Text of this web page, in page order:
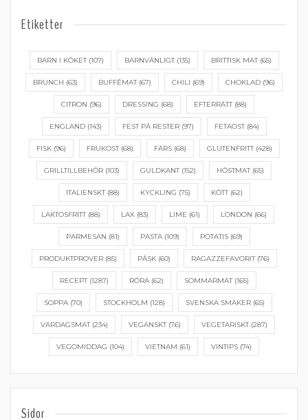
Etiketter
BARN I KÖKET(107) BARNVÄNLIGT(135) BRITTISK MAT(65)
BRUNCH (63) BUFFÉMAT(67) CHILI (69) CHOKLAD (96)
CITRON (96) DRESSING (68) EFTERRÄTT(88)
ENGLAND(143) FEST PÅ RESTER(97) FETAOST(84)
FISK(96) FRUKOST(68) FÄRS(68) GLUTENFRITT(428)
GRILLTILLBEHÖR (103) GULDKANT(152) HÖSTMAT(65)
ITALIENSKT(88) KYCKLING (75) KÖTT(62)
LAKTOSFRITT(88) LAX (83) LIME (61) LONDON (66)
PARMESAN (81) PASTA(109) POTATIS(69)
PRODUKTPROVER(85) PÅSK(60) RAGAZZEFAVORIT(76)
RECEPT(1287) RÖRA(62) SOMMARMAT(165)
SOPPA(70) STOCKHOLM (128) SVENSKA SMAKER(65)
VARDAGSMAT(234) VEGANSKT(76) VEGETARISKT(287)
VEGOMIDDAG (104) VIETNAM (61) VINTIPS (74)
Sidor